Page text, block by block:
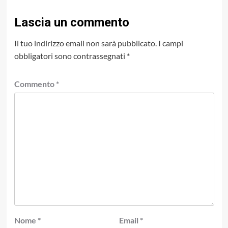
Lascia un commento
Il tuo indirizzo email non sarà pubblicato. I campi
obbligatori sono contrassegnati *
Commento *
Nome * Email *